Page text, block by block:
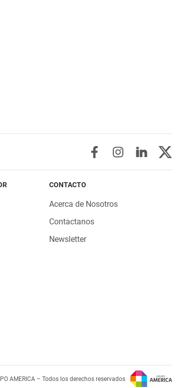
CONTACTO
Acerca de Nosotros
Contactanos
Newsletter
AMERICA – Todos los derechos reservados